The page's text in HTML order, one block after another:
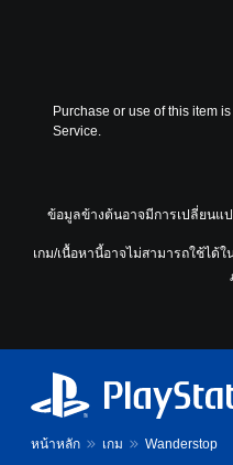
Purchase or use of this item
Service.
ข้อมูลข้างต้นอาจมีการเปลี่ยนแ
เกม/เนื้อหานี้อาจไม่สามารถใช้ได้
หน้าหลัก เกม Wanderstop